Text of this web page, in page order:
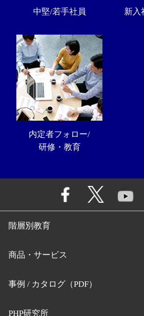
中堅/若手社員 新入
内定者フォロー/
研修・教育
階層別教育
商品・サービス
事例 / カタログ（PDF）
PHP研究所